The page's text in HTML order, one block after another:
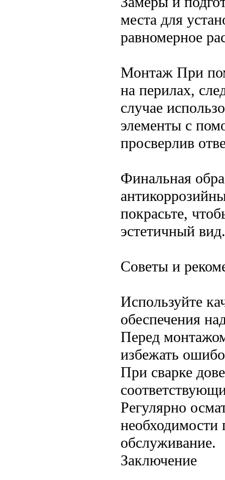
места для
равномерное
Монтаж При
на перилах,
случае
элементы с
просверлив
Финальная
покрасьте,
эстетичный вид.
Советы и
Используйте
обеспечения
Перед
избежать
При сварке
Регулярно
необходимости
обслуживание.
Заключение